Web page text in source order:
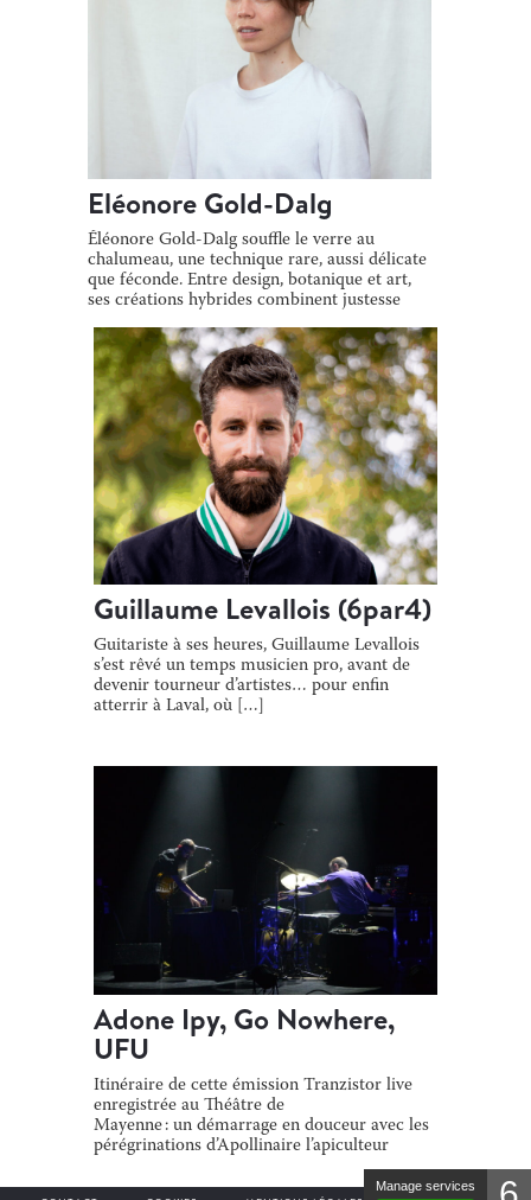
Eléonore Gold-Dalg
Éléonore Gold-Dalg souffle le verre au
chalumeau, une technique rare, aussi délicate
que féconde. Entre design, botanique et art,
ses créations hybrides combinent justesse
Guillaume Levallois (6par4)
Guitariste à ses heures, Guillaume Levallois
s’est rêvé un temps musicien pro, avant de
devenir tourneur d’artistes… pour enfin
atterrir à Laval, où […]
Adone Ipy, Go Nowhere,
UFU
Itinéraire de cette émission Tranzistor live
enregistrée au Théâtre de
Mayenne : un démarrage en douceur avec les
pérégrinations d’Apollinaire l’apiculteur
narrées par Adone Ipy, puis on décolle vers la
stratosphère avec le […]
Manage services